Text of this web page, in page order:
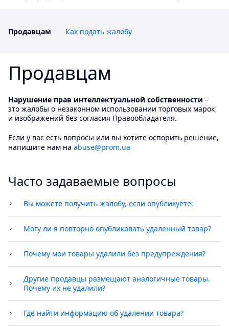
Продавцам Как подать жалобу
Продавцам
Нарушение прав интеллектуальной собственности –
это жалобы о незаконном использовании торговых марок
и изображений без согласия Правообладателя.
Если у вас есть вопросы или вы хотите оспорить решение,
напишите нам на abuse@prom.ua
Часто задаваемые вопросы
Вы можете получить жалобу, если опубликуете:
контент, нарушающий права интеллектуальной
собственности;
контент, запрещенный Правилами размещения
информации.
Если на ваш магазин пожалуются, мы сразу отправим
вам письмо и уведомление в кабинете компании.
Могу ли я повторно опубликовать удаленный товар?
Да, если у вас есть документы или другие
доказательства, опровергающие жалобу.
Почему мои товары удалили без предупреждения?
Мы должны немедленно удалить товары с
нарушениями, ведь правообладатель может
обратиться в суд с целью защиты своих прав.
Другие продавцы размещают аналогичные товары.
Почему их не удалили?
Мы удаляем только товары, на которые получили
жалобу от правообладателя. Если вы видите в каталоге
похожие товары, вероятно правообладатель еще не
Где найти информацию об удалении товара?